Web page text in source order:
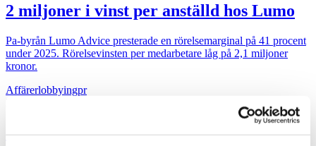
2 miljoner i vinst per anställd hos Lumo
Pa-byrån Lumo Advice presterade en rörelsemarginal på 41 procent
under 2025. Rörelsevinsten per medarbetare låg på 2,1 miljoner
kronor.
Affärerlobbyingpr
”Lobbyregistret kan underminera